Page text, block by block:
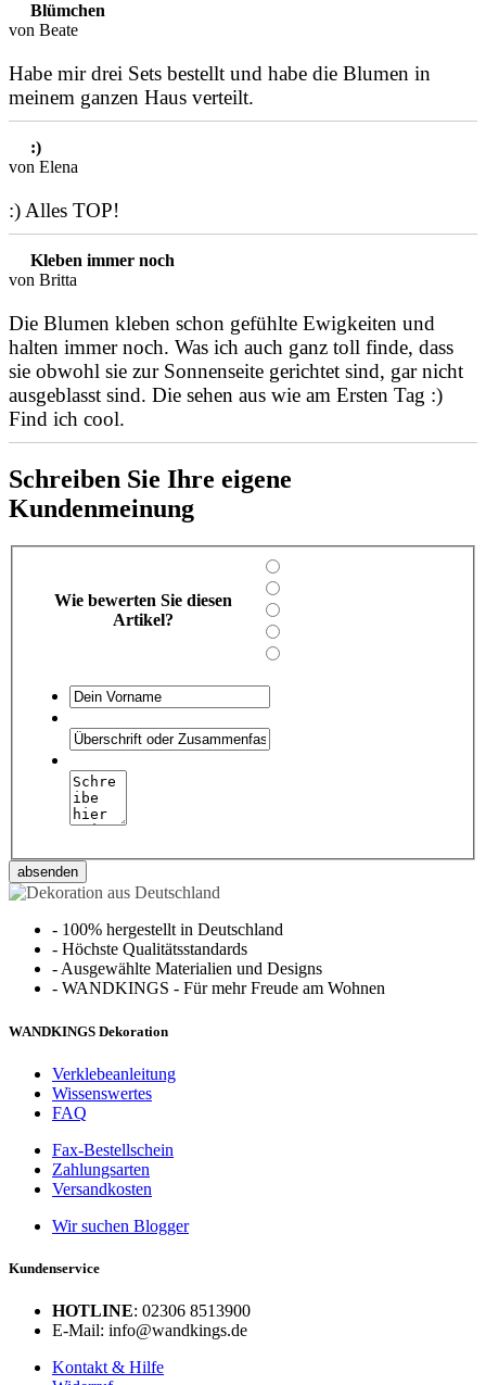
Blümchen
von Beate
Habe mir drei Sets bestellt und habe die Blumen in
meinem ganzen Haus verteilt.
:)
von Elena
:) Alles TOP!
Kleben immer noch
von Britta
Die Blumen kleben schon gefühlte Ewigkeiten und
halten immer noch. Was ich auch ganz toll finde, dass
sie obwohl sie zur Sonnenseite gerichtet sind, gar nicht
ausgeblasst sind. Die sehen aus wie am Ersten Tag :)
Find ich cool.
Schreiben Sie Ihre eigene
Kundenmeinung
Wie bewerten Sie diesen
Artikel?
absenden
- 100% hergestellt in Deutschland
- Höchste Qualitätsstandards
-Ausgewählte Materialien und Designs
- WANDKINGS - Für mehr Freude am Wohnen
WANDKINGS Dekoration
Verklebeanleitung
Wissenswertes
FAQ
Fax-Bestellschein
Zahlungsarten
Versandkosten
Wir suchen Blogger
Kundenservice
HOTLINE: 02306 8513900
E-Mail: info@wandkings.de
Kontakt & Hilfe